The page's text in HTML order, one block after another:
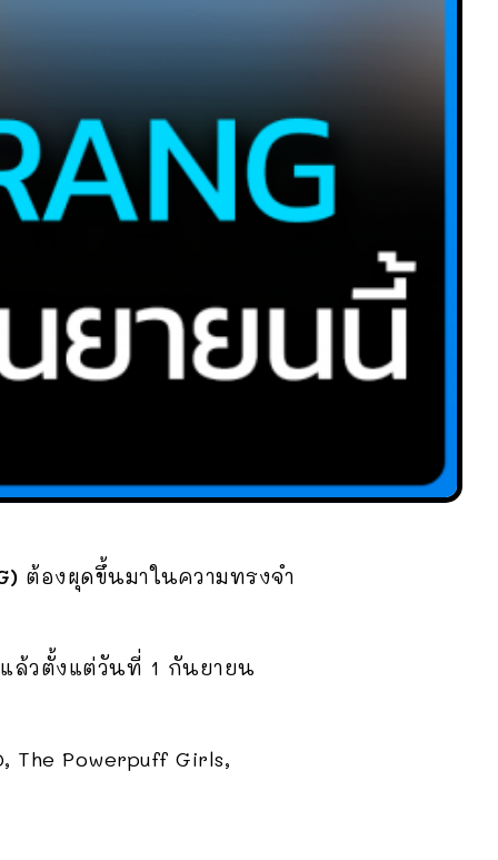
ต้องผุดขึ้นมาในความทรงจำ
ล้วตั้งแต่วันที่ 1 กันยายน
The Powerpuff Girls,